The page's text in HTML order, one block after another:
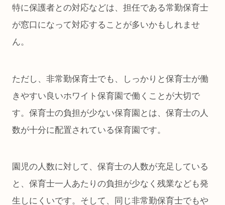
特に保護者との対応などは、担任である常勤保育士
が窓口になって対応することが多いかもしれませ
ん。
ただし、非常勤保育士でも、しっかりと保育士が働
きやすい良いホワイト保育園で働くことが大切で
す。保育士の負担が少ない保育園とは、保育士の人
数が十分に配置されている保育園です。
園児の人数に対して、保育士の人数が充足している
と、保育士一人あたりの負担が少なく残業なども発
生しにくいです。そして、同じ非常勤保育士でもや